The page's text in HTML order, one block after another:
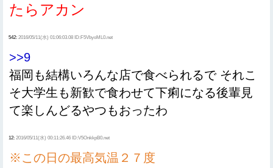
たらアカン
542: 2016/05/11(水) 01:06:03.08 ID:F5VbyoML0.net
>>9
福岡も結構いろんな店で食べられるで それこ
そ大学生も新歓で食わせて下痢になる後輩見
て楽しんどるやつもおったわ
12: 2016/05/11(水) 00:11:26.46 ID:V5OnkkpB0.net
※この日の最高気温２７度